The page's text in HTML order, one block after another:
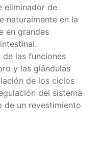
eliminador de
naturalmente en la
en grandes
las funciones
y las glándulas
de los ciclos
del sistema
de un revestimiento